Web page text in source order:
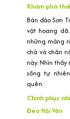
Khám phá
Bán đảo Sơn
vật hoang
những mảng
chà vá chân
này. Nhìn
sống tự
quên.
Chinh phục
Đèo Hải Vân